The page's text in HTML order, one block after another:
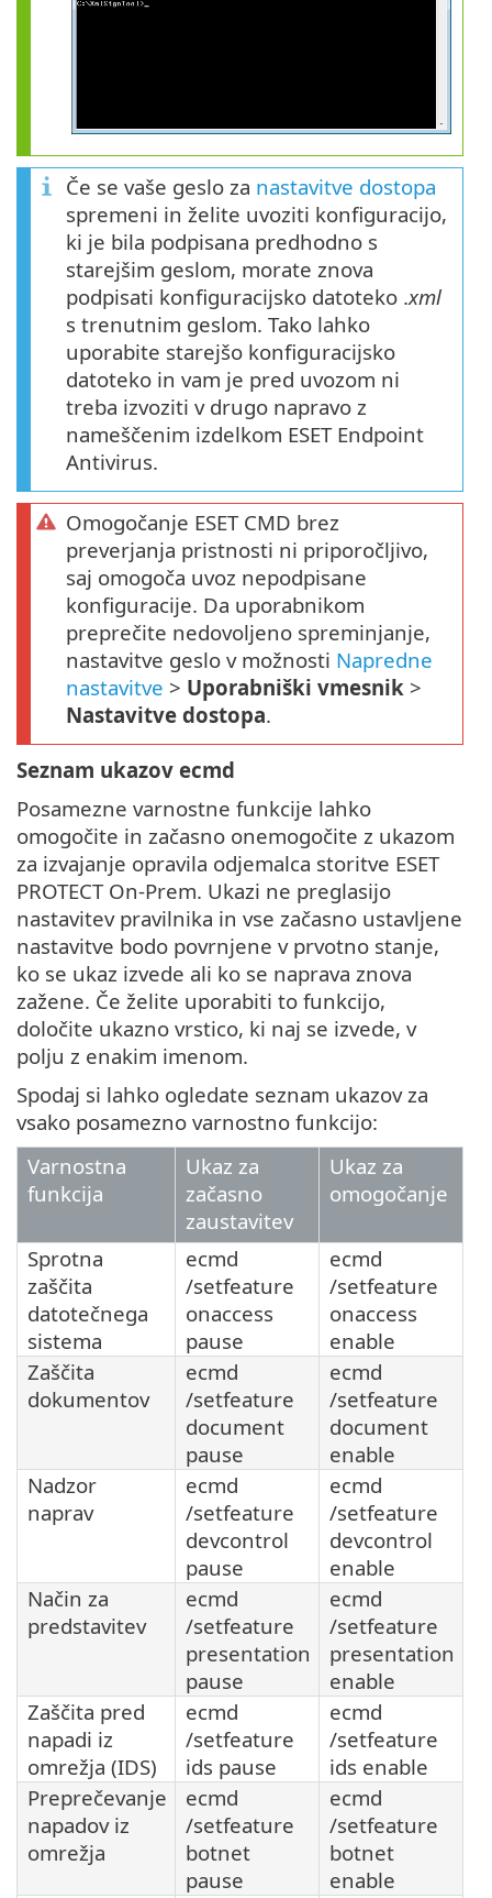
Če se vaše geslo za nastavitve dostopa
spremeni in želite uvoziti konfiguracijo,
ki je bila podpisana predhodno s
starejšim geslom, morate znova
podpisati konfiguracijsko datoteko .xml
s trenutnim geslom. Tako lahko
uporabite starejšo konfiguracijsko
datoteko in vam je pred uvozom ni
treba izvoziti v drugo napravo z
nameščenim izdelkom ESET Endpoint
Antivirus.
Omogočanje ESET CMD brez
preverjanja pristnosti ni priporočljivo,
saj omogoča uvoz nepodpisane
konfiguracije. Da uporabnikom
preprečite nedovoljeno spreminjanje,
nastavitve geslo v možnosti Napredne
nastavitve > Uporabniški vmesnik >
Nastavitve dostopa.
Seznam ukazov ecmd
Posamezne varnostne funkcije lahko
omogočite in začasno onemogočite z ukazom
za izvajanje opravila odjemalca storitve ESET
PROTECT On-Prem. Ukazi ne preglasijo
nastavitev pravilnika in vse začasno ustavljene
nastavitve bodo povrnjene v prvotno stanje,
ko se ukaz izvede ali ko se naprava znova
zažene. Če želite uporabiti to funkcijo,
določite ukazno vrstico, ki naj se izvede, v
polju z enakim imenom.
Spodaj si lahko ogledate seznam ukazov za
vsako posamezno varnostno funkcijo:
Varnostna
funkcija
Ukaz za
začasno
zaustavitev
Ukaz za
omogočanje
Sprotna
zaščita
datotečnega
sistema
ecmd
/setfeature
onaccess
pause
ecmd
/setfeature
onaccess
enable
Zaščita
dokumentov
ecmd
/setfeature
document
pause
ecmd
/setfeature
document
enable
Nadzor
naprav
ecmd
/setfeature
devcontrol
pause
ecmd
/setfeature
devcontrol
enable
Način za
predstavitev
ecmd
/setfeature
presentation
pause
ecmd
/setfeature
presentation
enable
Zaščita pred
napadi iz
omrežja (IDS)
ecmd
/setfeature
ids pause
ecmd
/setfeature
ids enable
Preprečevanje
napadov iz
omrežja
ecmd
/setfeature
botnet
pause
ecmd
/setfeature
botnet
enable